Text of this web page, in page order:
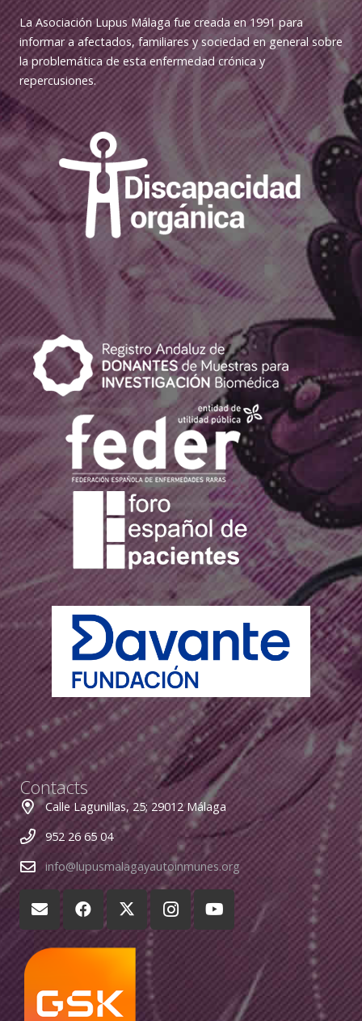
La Asociación Lupus Málaga fue creada en 1991 para
informar a afectados, familiares y sociedad en general sobre
la problemática de esta enfermedad crónica y
repercusiones.
Contacts
Calle Lagunillas, 25; 29012 Málaga
952 26 65 04
info@lupusmalagayautoinmunes.org